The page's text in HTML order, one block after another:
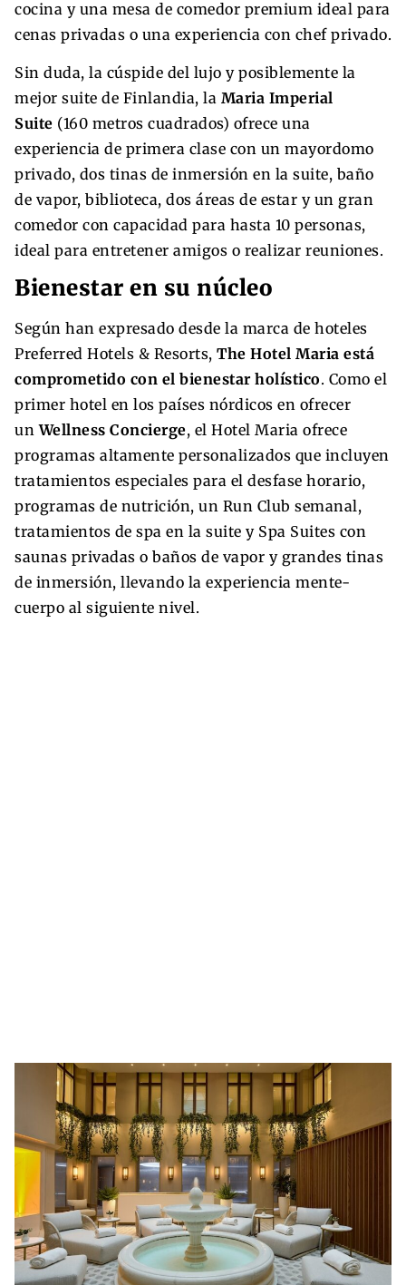
cocina y una mesa de comedor premium ideal para
cenas privadas o una experiencia con chef privado.
Sin duda, la cúspide del lujo y posiblemente la
mejor suite de Finlandia, la Maria Imperial
Suite (160 metros cuadrados) ofrece una
experiencia de primera clase con un mayordomo
privado, dos tinas de inmersión en la suite, baño
de vapor, biblioteca, dos áreas de estar y un gran
comedor con capacidad para hasta 10 personas,
ideal para entretener amigos o realizar reuniones.
Bienestar en su núcleo
Según han expresado desde la marca de hoteles
Preferred Hotels & Resorts, The Hotel Maria está
comprometido con el bienestar holístico. Como el
primer hotel en los países nórdicos en ofrecer
unWellness Concierge, el Hotel Maria ofrece
programas altamente personalizados que incluyen
tratamientos especiales para el desfase horario,
programas de nutrición, un Run Club semanal,
tratamientos de spa en la suite y Spa Suites con
saunas privadas o baños de vapor y grandes tinas
de inmersión, llevando la experiencia mente-
cuerpo al siguiente nivel.